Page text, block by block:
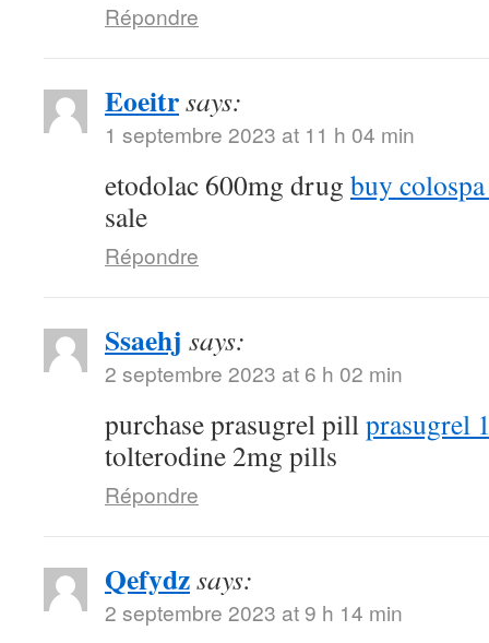
Répondre
Eoeitrsays:
1 septembre 2023 at 11 h 04 min
etodolac 600mg drug buy
sale
Répondre
Ssaehj says:
2 septembre 2023 at 6 h 02 min
purchase prasugrel pillprasugrel
tolterodine 2mg pills
Répondre
Qefydzsays:
2 septembre 2023 at 9 h 14 min